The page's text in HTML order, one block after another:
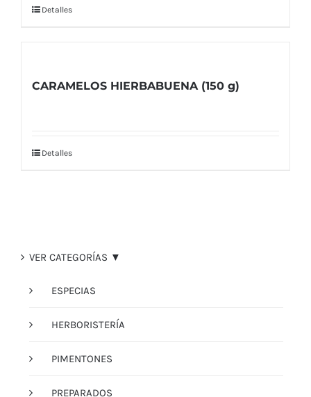
Detalles
CARAMELOS HIERBABUENA (150 g)
Detalles
VER CATEGORÍAS ▼
ESPECIAS
HERBORISTERÍA
PIMENTONES
PREPARADOS